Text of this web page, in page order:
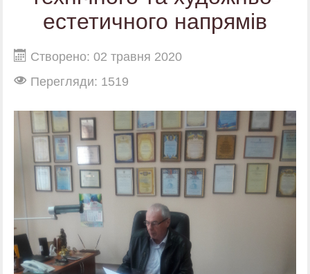
естетичного напрямів
Створено: 02 травня 2020
Перегляди: 1519